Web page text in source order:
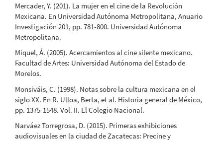
Mercader, Y. (201). La mujer en el cine de la Revolución
Mexicana. En Universidad Autónoma Metropolitana, Anuario
Investigación 201, pp. 781-800. Universidad Autónoma
Metropolitana.
Miquel, Á. (2005). Acercamientos al cine silente mexicano.
Facultad de Artes: Universidad Autónoma del Estado de
Morelos.
Monsiváis, C. (1998). Notas sobre la cultura mexicana en el
siglo XX. En R. Ulloa, Berta, et al. Historia general de México,
pp. 1375-1548. Vol. II. El Colegio Nacional.
Narváez Torregrosa, D. (2015). Primeras exhibiciones
audiovisuales en la ciudad de Zacatecas: Precine y